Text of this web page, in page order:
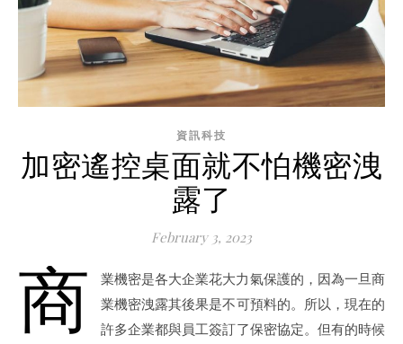
資訊科技
加密遙控桌面就不怕機密洩
露了
February 3, 2023
商
業機密是各大企業花大力氣保護的，因為一旦商
業機密洩露其後果是不可預料的。所以，現在的
許多企業都與員工簽訂了保密協定。但有的時候